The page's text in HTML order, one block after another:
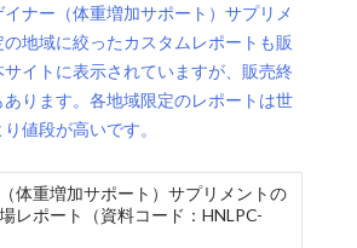
ナー（体重増加サポート）サプリメ
地域に絞ったカスタムレポートも販
イトに表示されていますが、販売終
ります。各地域限定のレポートは世
値段が高いです。
（体重増加サポート）サプリメントの
レポート（資料コード：HNLPC-